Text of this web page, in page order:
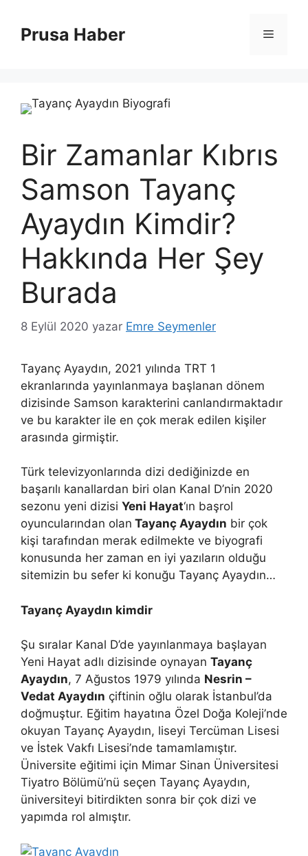
Prusa Haber Menü
Bir Zamanlar Kıbrıs
Samson Tayanç
Ayaydın Kimdir?
Hakkında Her Şey
Burada
8 Eylül 2020 yazar Emre Seymenler
Tayanç Ayaydın, 2021 yılında TRT 1
ekranlarında yayınlanmaya başlanan dönem
dizisinde Samson karakterini canlandırmaktadır
ve bu karakter ile en çok merak edilen kişiler
arasında girmiştir.
Türk televizyonlarında dizi dediğinizde en
başarılı kanallardan biri olan Kanal D’nin 2020
sezonu yeni dizisi Yeni Hayat‘ın başrol
oyuncularından olan Tayanç Ayaydın bir çok
kişi tarafından merak edilmekte ve biyografi
konusunda her zaman en iyi yazıların olduğu
sitemizin bu sefer ki konuğu Tayanç Ayaydın…
Tayanç Ayaydın kimdir
Şu sıralar Kanal D’de yayınlanmaya başlayan
Yeni Hayat adlı dizisinde oynayan Tayanç
Ayaydın, 7 Ağustos 1979 yılında Nesrin –
Vedat Ayaydın çiftinin oğlu olarak İstanbul’da
doğmuştur. Eğitim hayatına Özel Doğa Koleji’nde
okuyan Tayanç Ayaydın, liseyi Tercüman Lisesi
ve İstek Vakfı Lisesi’nde tamamlamıştır.
Üniversite eğitimi için Mimar Sinan Üniversitesi
Tiyatro Bölümü’nü seçen Tayanç Ayaydın,
üniversiteyi bitirdikten sonra bir çok dizi ve
yapımda rol almıştır.